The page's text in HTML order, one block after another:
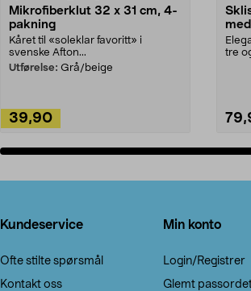
Mikrofiberklut 32 x 31 cm, 4-
pakning
Kåret til «soleklar favoritt» i
svenske Afton...
Utførelse: Grå/beige
39,90
tre
Kundeservice
Ofte stilte spørsmål
Kontakt oss
Min konto
Login/Registrer
Glemt